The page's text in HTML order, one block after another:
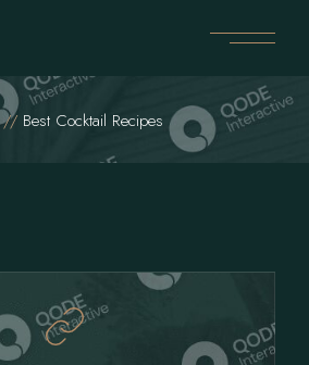
Best Cocktail Recipes